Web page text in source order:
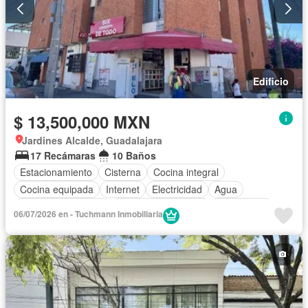
Edificio
$ 13,500,000 MXN
Jardines Alcalde, Guadalajara
17 Recámaras
10 Baños
Estacionamiento
Cisterna
Cocina integral
Cocina equipada
Internet Electricidad
Agua
Televisión por cable
06/07/2026 en - Tuchmann Inmobiliaria